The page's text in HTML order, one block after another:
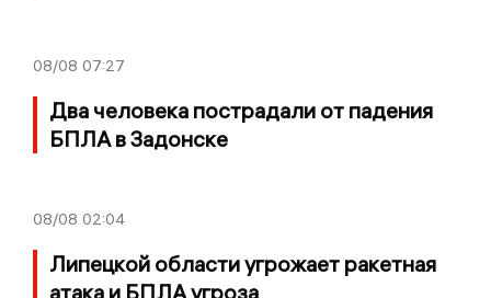
08/08 07:27
Два человека пострадали от падения
БПЛА в Задонске
08/08 02:04
Липецкой области угрожает ракетная
атака и БПЛА угроза